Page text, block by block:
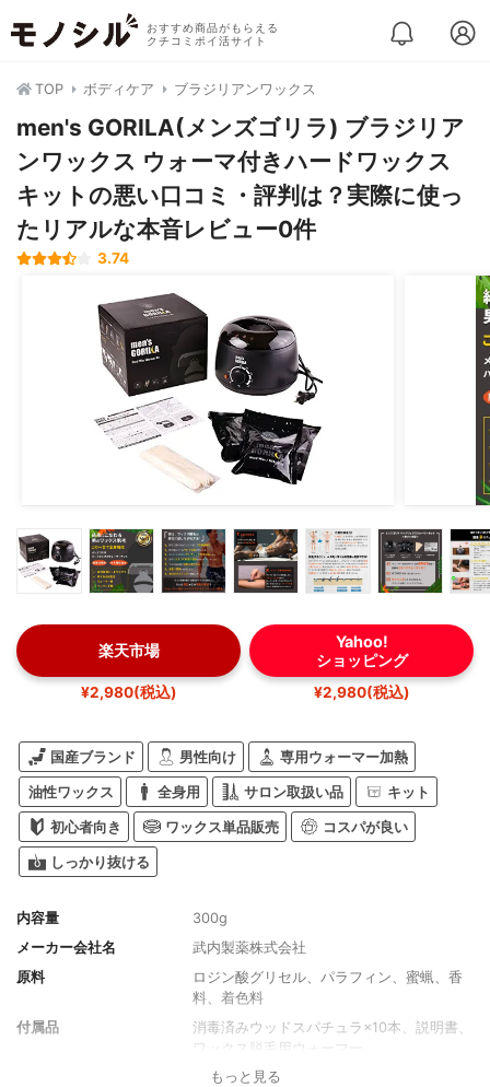
おすすめ商品がもらえる
クチコミポイ活サイト
TOP ボディケア ブラジリアンワックス
men's GORILA(メンズゴリラ) ブラジリア
ンワックス ウォーマ付きハードワックス
キットの悪い口コミ・評判は？実際に使っ
たリアルな本音レビュー0件
3.74
楽天市場
¥2,980(税込)
Yahoo!
ショッピング
¥2,980(税込)
国産ブランド 男性向け 専用ウォーマー加熱
油性ワックス 全身用 サロン取扱い品 キット
初心者向き ワックス単品販売 コスパが良い
しっかり抜ける
内容量
300g
メーカー会社名
武内製薬株式会社
原料
ロジン酸グリセル、パラフィン、蜜蝋、香
料、着色料
付属品
消毒済みウッドスパチュラ×10本、説明書、
ワックス脱毛用ウォーマー
もっと見る